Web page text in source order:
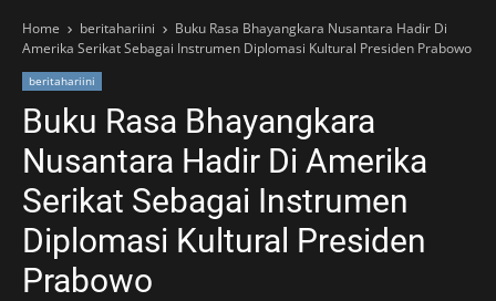
Home beritahariini
Buku Rasa Bhayangkara Nusantara Hadir Di
Amerika Serikat Sebagai Instrumen Diplomasi Kultural Presiden Prabowo
beritahariini
Buku Rasa Bhayangkara
Nusantara Hadir Di Amerika
Serikat Sebagai Instrumen
Diplomasi Kultural Presiden
Prabowo